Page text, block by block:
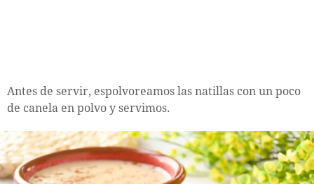
Antes de servir, espolvoreamos las natillas con un poco
de canela en polvo y servimos.